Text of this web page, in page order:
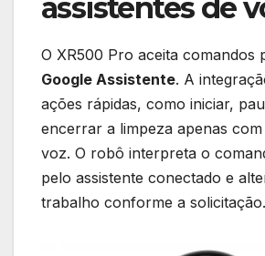
assistentes de
O XR500 Pro aceita comandos
Google Assistente. A
ações rápidas, como iniciar,
encerrar a limpeza apenas
voz. O robô interpreta o
pelo assistente conectado e
trabalho conforme a solicitação.